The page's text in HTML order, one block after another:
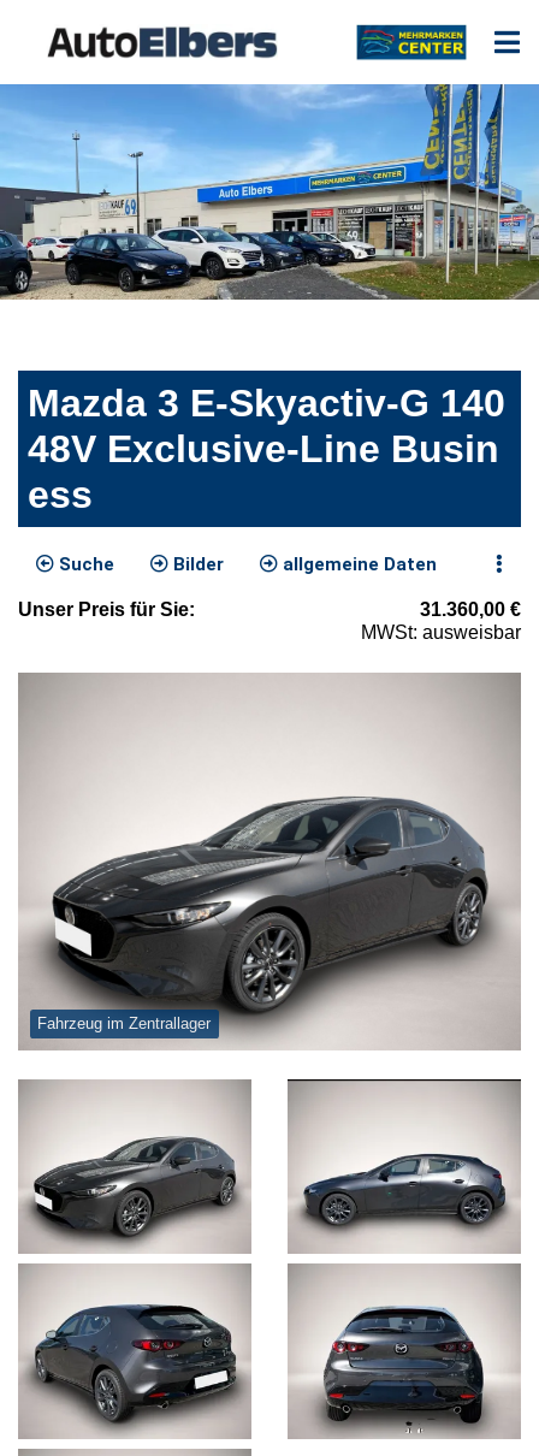
Mazda 3 E-Skyactiv-G 140
48V Exclusive-Line Busin
ess
Suche Bilder allgemeine Daten
Unser Preis für Sie: 31.360,00 €
MWSt: ausweisbar
Fahrzeug im Zentrallager